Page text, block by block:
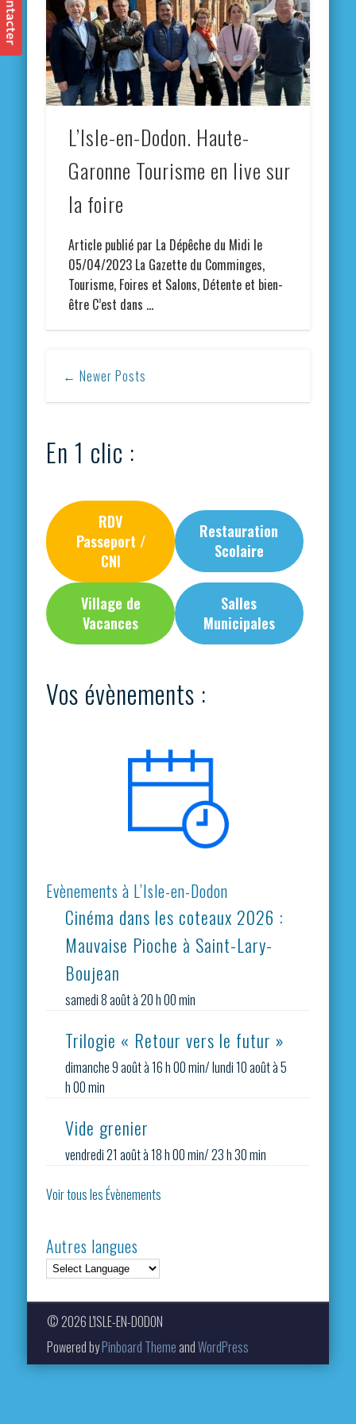
L’Isle-en-Dodon. Haute-
Garonne Tourisme en live sur
la foire
Article publié par La Dépêche du Midi le
05/04/2023 La Gazette du Comminges,
Tourisme, Foires et Salons, Détente et bien-
être C’est dans …
← Newer Posts
En 1 clic :
RDV
Passeport /
CNI
Restauration
Scolaire
Village de
Vacances
Salles
Municipales
Vos évènements :
Evènements à L’Isle-en-Dodon
Cinéma dans les coteaux 2026 :
Mauvaise Pioche à Saint-Lary-
Boujean
samedi 8 août à 20 h 00 min
Trilogie « Retour vers le futur »
dimanche 9 août à 16 h 00 min/lundi 10 août à 5
h 00 min
Vide grenier
vendredi 21 août à 18 h 00 min/23 h 30 min
Voir tous les Évènements
Autres langues
© 2026 L'ISLE-EN-DODON
Powered byPinboard Theme andWordPress